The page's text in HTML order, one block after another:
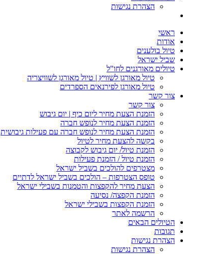
הצהרת נגישות
ראשי
אודות
טיול בולענים
שביל ישראל
טיולים מאורגנים לחו"ל
טיול מאורגן לשוויץ | טיול מאורגן לשוויצריה
טיול מאורגן לפירנאים הספרדים
צור קשר
צור קשר
הזמנת הצעת מחיר ליום כיף | יום גיבוש
הזמנת הצעת מחיר לנופש חברה
הזמנת הצעת מחיר לנופש חברה עם פעילות גיבושית
בקשה להצעת מחיר לטיול
הזמנת טיול/ יום גיבוש לקבוצה
הזמנת טיול / הזמנת פעילות
מצטרפים להולכים בשביל ישראל
טופס הצטרפות – הולכים בשביל ישראל לדתיים
הצעת מחיר להקפצות והטמנות בשבילי ישראל
הזמנת הקפצה/ נסיעה
הזמנת הקפצות בשבילי ישראל
הרשמה לאתר
הטיולים הבאים
תגובות
הצהרת נגישות
הצהרת נגישות